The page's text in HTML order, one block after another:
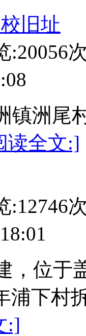
旧址
:20056
镇洲尾
读全文:]
:12746
，位于
浦下村
:]